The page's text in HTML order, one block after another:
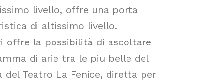
livello, offre una porta
di altissimo livello.
vi offre la possibilità di ascoltare
di arie tra le piu belle del
del Teatro La Fenice, diretta per